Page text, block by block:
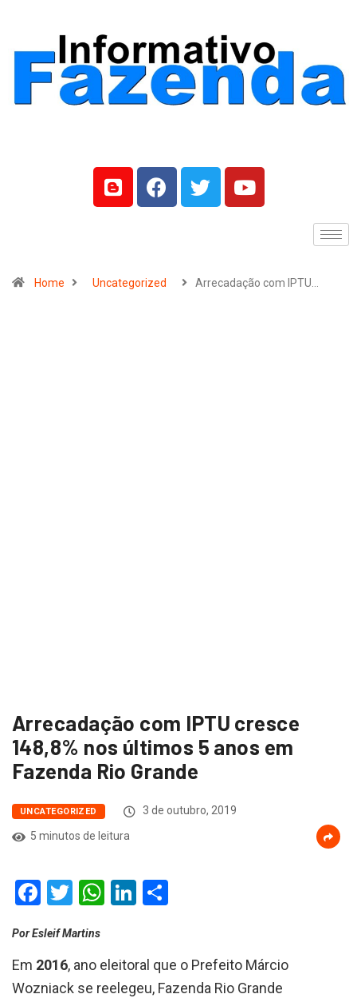
Home Uncategorized Arrecadação com IPTU…
Arrecadação com IPTU cresce
148,8% nos últimos 5 anos em
Fazenda Rio Grande
UNCATEGORIZED
3 de outubro, 2019
5 minutos de leitura
Facebook
Twitter
WhatsApp
LinkedIn
Por Esleif Martins
Em 2016, ano eleitoral que o Prefeito Márcio
Wozniack se reelegeu, Fazenda Rio Grande